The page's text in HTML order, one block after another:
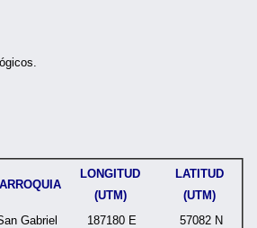
LONGITUD
(UTM)
LATITUD
(UTM)
Gabriel 187180 E 57082 N